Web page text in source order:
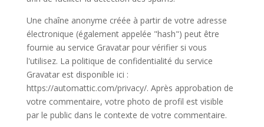
Une chaîne anonyme créée à partir de votre adresse
électronique (également appelée "hash") peut être
fournie au service Gravatar pour vérifier si vous
l'utilisez. La politique de confidentialité du service
Gravatar est disponible ici :
https://automattic.com/privacy/. Après approbation de
votre commentaire, votre photo de profil est visible
par le public dans le contexte de votre commentaire.